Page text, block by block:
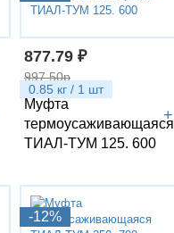
0.85 кг / 1 шт
877.79 ₽
+
997.50р
Муфта
термоусаживающаяся
ТИАЛ-ТУМ 125. 600
-12%